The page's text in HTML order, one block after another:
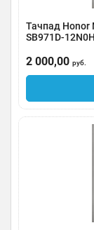
Тачпад Honor
SB971D-
2 000,00 руб.